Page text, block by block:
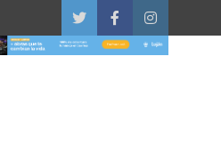
TwitterFacebookInstagram